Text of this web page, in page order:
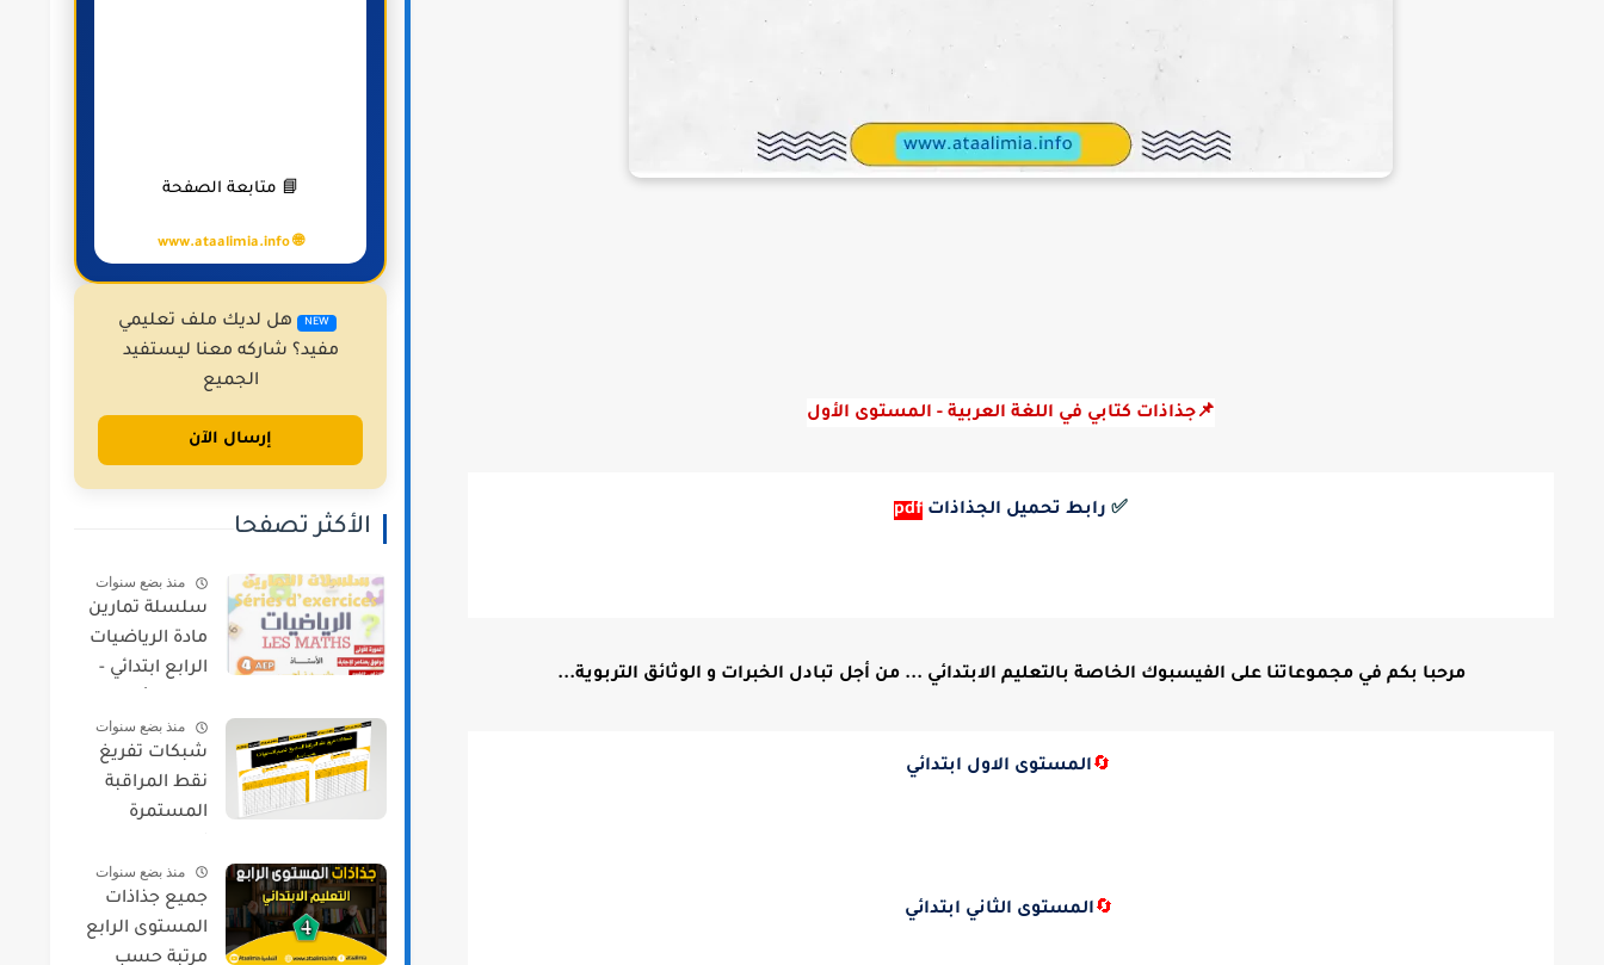
📌جذاذات كتابي في اللغة العربية - المستوى الأول
✅ رابط تحميل الجذاذات pdf
مرحبا بكم في مجموعاتنا على الفيسبوك الخاصة بالتعليم الابتدائي ... من أجل تبادل الخبرات و الوثائق التربوية...
🔄المستوى الاول ابتدائي
🔄المستوى الثاني ابتدائي
📘 متابعة الصفحة
🌐 www.ataalimia.info
NEW
هل لديك ملف تعليمي
مفيد؟ شاركه معنا ليستفيد
الجميع
إرسال الآن
الأكثر تصفحا
منذ بضع سنوات
سلسلة تمارين
مادة الرياضيات
الرابع ابتدائي -
منذ بضع سنوات
شبكات تفريغ
نقط المراقبة
المستمرة
المستويات
حسب مسار
منذ بضع سنوات
جميع جذاذات
المستوى الرابع
مرتبة حسب